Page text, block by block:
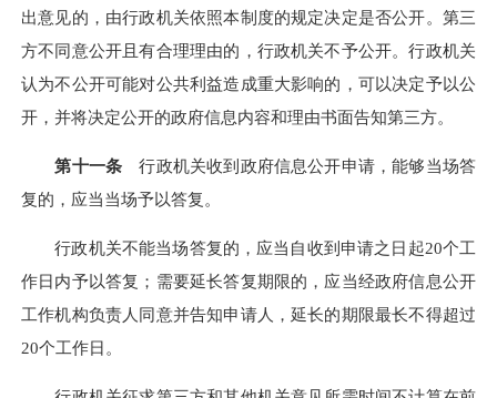
出意见的，由行政机关依照本制度的规定决定是否公开。第三
方不同意公开且有合理理由的，行政机关不予公开。行政机关
认为不公开可能对公共利益造成重大影响的，可以决定予以公
开，并将决定公开的政府信息内容和理由书面告知第三方。
第十一条 行政机关收到政府信息公开申请，能够当场答
复的，应当当场予以答复。
行政机关不能当场答复的，应当自收到申请之日起20个工
作日内予以答复；需要延长答复期限的，应当经政府信息公开
工作机构负责人同意并告知申请人，延长的期限最长不得超过
20个工作日。